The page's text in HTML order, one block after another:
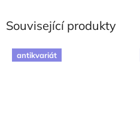
Související produkty
antikvariát